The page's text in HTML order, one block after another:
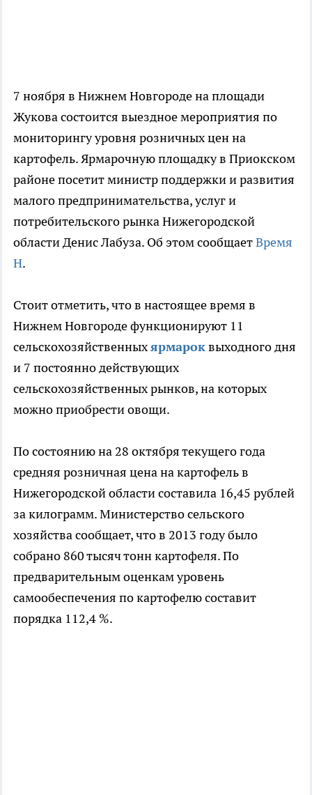
7 ноября в Нижнем Новгороде на площади
Жукова состоится выездное мероприятия по
мониторингууровня розничных цен на
картофель. Ярмарочную площадку в Приокском
районе посетит министр поддержки и развития
малогопредпринимательства, услуг и
потребительского рынка Нижегородской
области Денис Лабуза. Об этом сообщаетВремя
Н.
Стоит отметить, что в настоящее время в
Нижнем Новгороде функционируют 11
сельскохозяйственныхярмароквыходного дня
и 7 постоянно действующих
сельскохозяйственных рынков, на которых
можно приобрести овощи.
По состоянию на 28 октября текущего года
средняя розничная цена на картофель в
Нижегородской области составила 16,45 рублей
за килограмм. Министерство сельского
хозяйства сообщает, что в 2013 году было
собрано 860 тысяч тонн картофеля. По
предварительным оценкам уровень
самообеспечения по картофелю составит
порядка 112,4 %.